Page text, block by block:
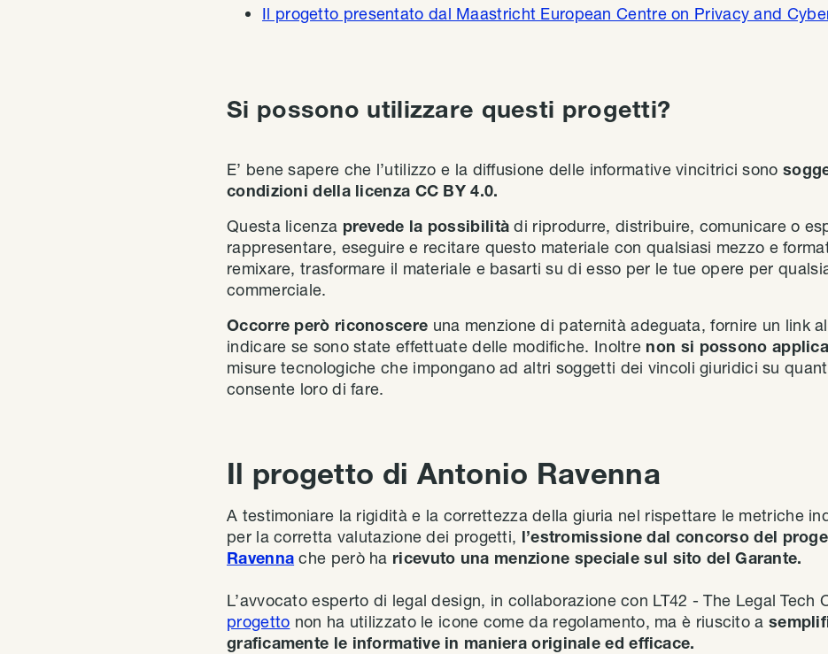
Il progetto presentato dal Maastricht European Centre on Privacy and
Si possono utilizzare questi progetti?
E’ bene sapere che l’utilizzo e la diffusione delle informative vincitrici sono
condizioni della licenza CC BY 4.0.
Questa licenza prevede la possibilitàdi riprodurre, distribuire, comunicare o
rappresentare, eseguire e recitare questo materiale con qualsiasi mezzo e
remixare, trasformare il materiale e basarti su di esso per le tue opere per
commerciale.
Occorre però riconoscere una menzione di paternità adeguata, fornire un link
indicare se sono state effettuate delle modifiche. Inoltre non si possono
misure tecnologiche che impongano ad altri soggetti dei vincoli giuridici su
consente loro di fare.
Il progetto di Antonio Ravenna
A testimoniare la rigidità e la correttezza della giuria nel rispettare le metriche
per la corretta valutazione dei progetti, l’estromissione dal concorso del
Ravenna che però ha ricevuto una menzione speciale sul sito del Garante.
L’avvocato esperto di legal design, in collaborazione con LT42 - The Legal Tech
progetto non ha utilizzato le icone come da regolamento, ma è riuscito a
graficamente le informative in maniera originale ed efficace.